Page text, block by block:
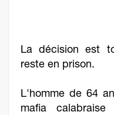
La décision est
reste en prison.
L'homme de 64
mafia